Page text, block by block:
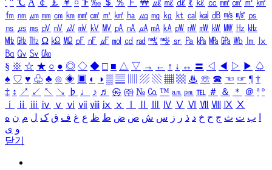
′ ″ ℃ Å ￠ ￡ ￥ ¤ ℉ ‰ ＄ ％ Ｆ ￦ ㎕ ㎖ ㎗ ℓ ㎘ ㏄ ㎣ ㎤ ㎥ ㎦
㎙ ㎚ ㎛ ㎜ ㎝ ㎞ ㎟ ㎠ ㎡ ㎢ ㏊ ㎍ ㎎ ㎏ ㏏ ㎈ ㎉ ㏈ ㎧ ㎨ ㎰
㎱ ㎲ ㎳ ㎴ ㎵ ㎶ ㎷ ㎸ ㎹ ㎀ ㎁ ㎂ ㎃ ㎄ ㎺ ㎻ ㎽ ㎾ ㎿ ㎐ ㎑
㎒ ㎓ ㎔ Ω ㏀ ㏁ ㎊ ㎋ ㎌ ㏖ ㏅ ㎭ ㎮ ㎯ ㏛ ㎩ ㎪ ㎫ ㎬ ㏝ ㏐
㏓
㏃ ㏉ ㏜ ㏆
§ ※ ☆ ★ ○ ● ◎ ◇ ◆ □ ■ △ ▽ → ← ↑ ↓ ↔ 〓 ◁ ◀ ▷ ▶ ♤
♠ ♡ ♥ ♧ ♣ ⊙ ◈ ▣ ◐ ◑ ▒ ▤ ▨ ▧ ▦ ▩ ♨ ☏ ☎ ☜ ☞ ¶ †
‡ ↕ ↗ ↙ ↖ ↘ ♭ ♩ ♪ ♬ ㉿ ㈜ № ㏇ ™ ㏂ ㏘ ℡ ＃ ＆ ＊ ＠ ª º
ⅰ
ⅱ ⅲ ⅳ ⅴ ⅵ ⅶ ⅷ ⅸ ⅹ Ⅳ Ⅴ Ⅵ Ⅶ Ⅷ Ⅸ Ⅹ
ب ت ث ج ح خ د ذ ر ز س ش ص ض ط ظ ع غ ف ق ک ل م ن ه
و ی
닫기